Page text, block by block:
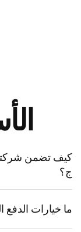
كيف تضمن
ج؟
ما خيارات الدفع